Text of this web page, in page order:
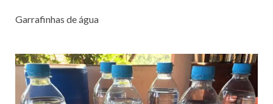
Garrafinhas de água